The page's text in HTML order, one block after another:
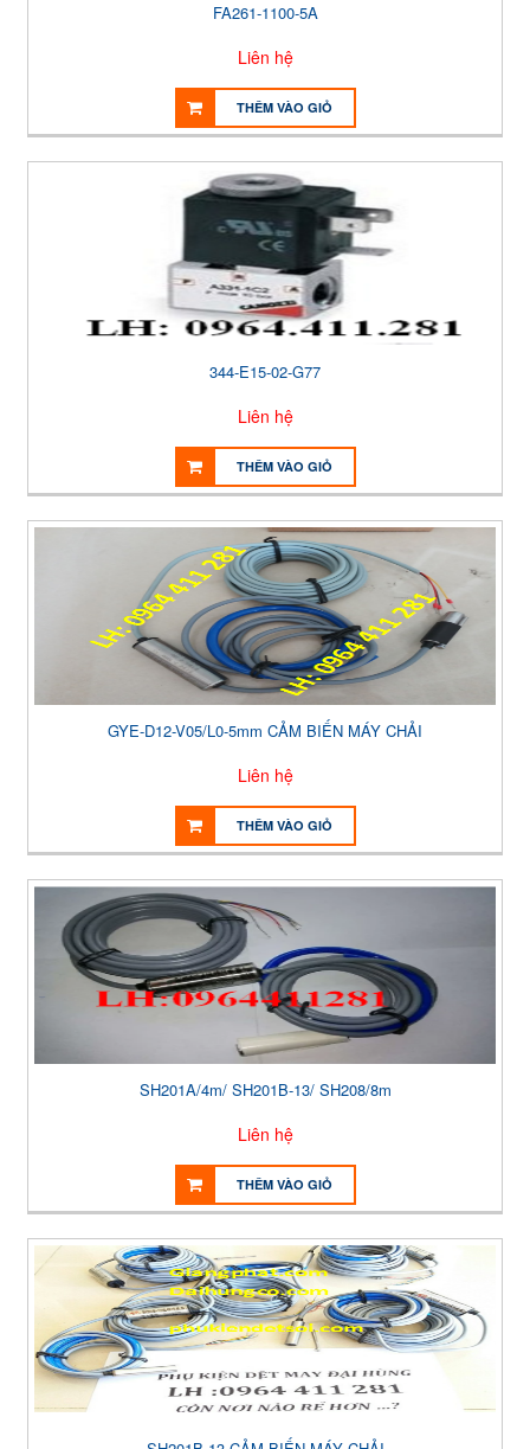
FA261-1100-5A
Liên hệ
THÊM VÀO GIỎ
344-E15-02-G77
Liên hệ
THÊM VÀO GIỎ
GYE-D12-V05/L0-5mm CẢM BIẾN MÁY CHẢI
Liên hệ
THÊM VÀO GIỎ
SH201A/4m/ SH201B-13/ SH208/8m
Liên hệ
THÊM VÀO GIỎ